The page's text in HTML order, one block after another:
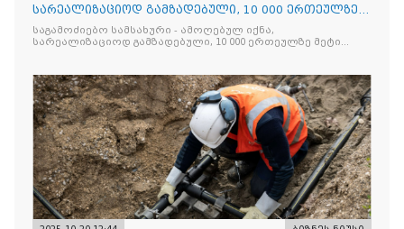
სარეალიზაციოდ გამზადებული, 10 000 ერთეულზე
მეტი „Jacobs Monar
საგამოძიებო სამსახური - ამოღებულ იქნა,
სარეალიზაციოდ გამზადებული, 10 000 ერთეულზე მეტი
„Raffaello”-ს სასაქონლო ნიშნით უკანონო ნიშანდებული
ტკბილეული